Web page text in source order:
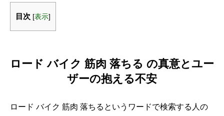
目次 [表示]
ロード バイク 筋肉 落ちる の真意とユー
ザーの抱える不安
ロード バイク 筋肉 落ちるというワードで検索する人の